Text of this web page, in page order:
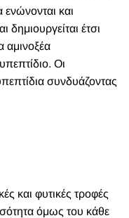
ενώνονται και
δημιουργείται έτσι
αμινοξέα
Οι
συνδυάζοντας
και φυτικές τροφές
όμως του κάθε